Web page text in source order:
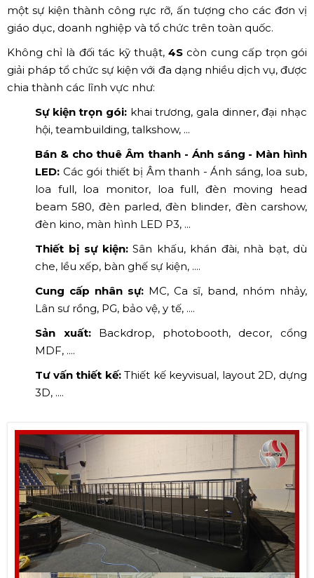
một sự kiện thành công rực rỡ, ấn tượng cho các đơn vị
giáo dục, doanh nghiệp và tổ chức trên toàn quốc.
Không chỉ là đối tác kỹ thuật,4S còn cung cấp trọn gói
giải pháp tổ chức sự kiện với đa dạng nhiều dịch vụ, được
chia thành các lĩnh vực như:
Sự kiện trọn gói: khai trương, gala dinner, đại nhạc
hội, teambuilding, talkshow, ...
Bán & cho thuê Âm thanh - Ánh sáng - Màn hình
LED: Các gói thiết bị Âm thanh - Ánh sáng, loa sub,
loa full, loa monitor, loa full, đèn moving head
beam 580, đèn parled, đèn blinder, đèn carshow,
đèn kino, màn hình LED P3, ...
Thiết bị sự kiện: Sân khấu, khán đài, nhà bạt, dù
che, lều xếp, bàn ghế sự kiện, ....
Cung cấp nhân sự: MC, Ca sĩ, band, nhóm nhảy,
Lân sư rồng, PG, bảo vệ, y tế, ....
Sản xuất: Backdrop, photobooth, decor, cổng
MDF, ....
Tư vấn thiết kế:Thiết kế keyvisual, layout 2D, dựng
3D, ....